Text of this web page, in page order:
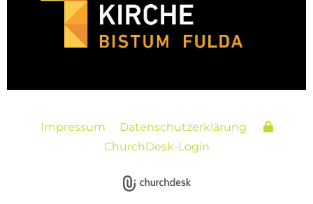
Impressum
Datenschutzerklärung
ChurchDesk-Login